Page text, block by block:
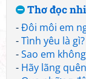
Thơ đọc
-Đôi môi em
-Tình yêu là gì?
-Sao em
- Hãy lãng